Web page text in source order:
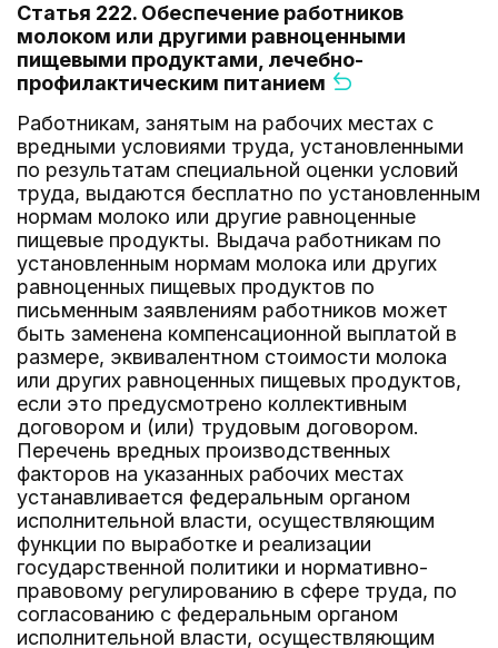
Статья 222. Обеспечение работников
молоком или другими равноценными
пищевыми продуктами, лечебно-
профилактическим питанием
Работникам, занятым на рабочих местах с
вредными условиями труда, установленными
по результатам специальной оценки условий
труда, выдаются бесплатно по установленным
нормам молоко или другие равноценные
пищевые продукты. Выдача работникам по
установленным нормам молока или других
равноценных пищевых продуктов по
письменным заявлениям работников может
быть заменена компенсационной выплатой в
размере, эквивалентном стоимости молока
или других равноценных пищевых продуктов,
если это предусмотрено коллективным
договором и (или) трудовым договором.
Перечень вредных производственных
факторов на указанных рабочих местах
устанавливается федеральным органом
исполнительной власти, осуществляющим
функции по выработке и реализации
государственной политики и нормативно-
правовому регулированию в сфере труда, по
согласованию с федеральным органом
исполнительной власти, осуществляющим